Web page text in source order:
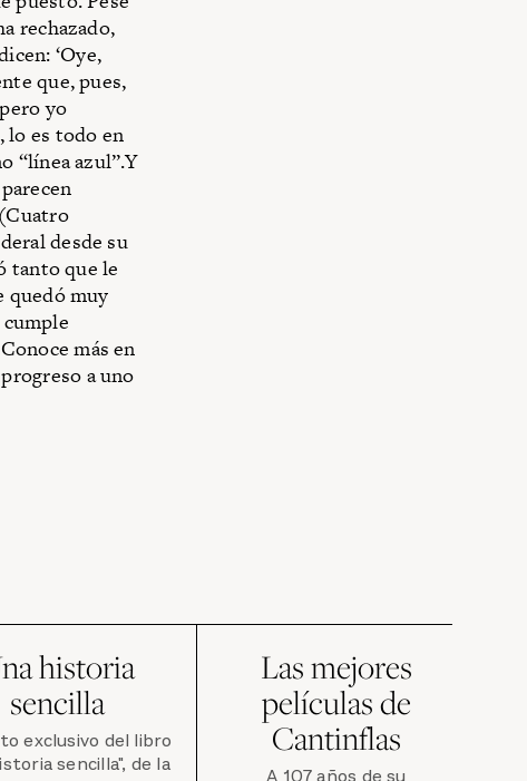
rechazado,
‘Oye,
que, pues,
yo
lo es todo en
“línea azul”.Y
desde su
tanto que le
quedó muy
cumple
más en
a uno
historia
sencilla
exclusivo del libro
sencilla", de la
Las mejores
películas de
Cantinflas
A 107 años de su